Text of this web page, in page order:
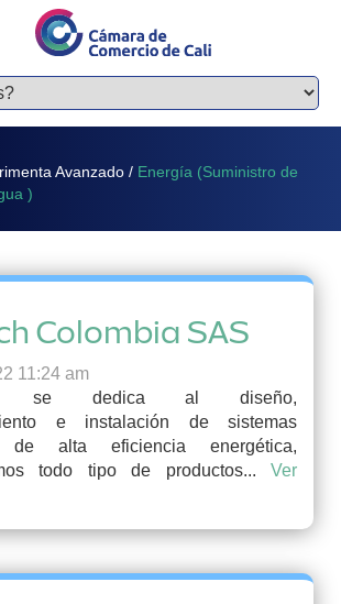
Avanzado / Energía (Suministro de
)
Colombia SAS
11:24 am
se dedica al diseño,
e instalación de sistemas
de alta eficiencia energética,
todo tipo de productos... Ver